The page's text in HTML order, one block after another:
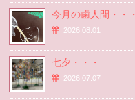
今月の歯人間・・・
2026.08.01
七夕・・・
2026.07.07